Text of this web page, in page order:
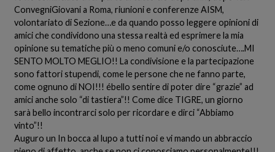
ConvegniGiovani a Roma, riunioni e conferenze AISM,
volontariato di Sezione…e da quando posso leggere opinioni di
amici che condividono una stessa realtà ed esprimere la mia
opinione su tematiche più o meno comuni e/o conosciute….MI
SENTO MOLTO MEGLIO!! La condivisione e la partecipazione
sono fattori stupendi, come le persone che ne fanno parte,
come ognuno di NOI!!! ébello sentire di poter dire “grazie” ad
amici anche solo “di tastiera”!! Come dice TIGRE, un giorno
sarà bello incontrarci solo per ricordare e dirci “Abbiamo
vinto”!!
Auguro un In bocca al lupo a tutti noi e vi mando un abbraccio